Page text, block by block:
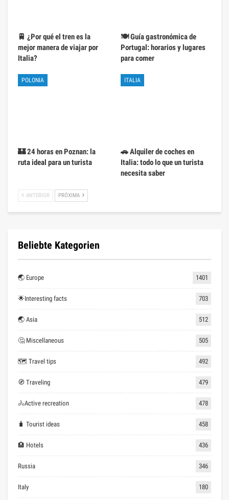
🚆 ¿Por qué el tren es la
mejor manera de viajar por
Italia?
🍽️ Guía gastronómica de
Portugal: horarios y lugares
para comer
POLONIA
🏰 24 horas en Poznan: la
ruta ideal para un turista
ITALIA
🚗 Alquiler de coches en
Italia: todo lo que un turista
necesita saber
ANTERIOR PRÓXIMA
Beliebte Kategorien
🌏 Europe 1401
🌟Interesting facts 703
🌏 Asia 512
🤔 Miscellaneous 505
🗺 Travel tips 492
🧭 Traveling 479
🚴Active recreation 478
🧳 Tourist ideas 458
🏨 Hotels 436
Russia 346
Italy 180